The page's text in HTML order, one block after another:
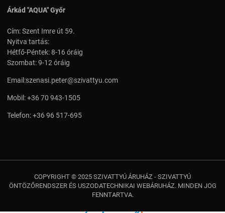
Árkád "AQUA" Győr
Cím: Szent Imre út 59.
Nyitva tartás:
Hétfő-Péntek: 8-16 óráig
Szombat: 9-12 óráig
Email:szenasi.peter@szivattyu.com
Mobil:+36 70 943-1505
Telefon:+36 96 517-695
COPYRIGHT © 2025 SZIVATTYÚ ÁRUHÁZ - SZIVATTYÚ
ÖNTÖZŐRENDSZER ÉS USZODATECHNIKAI WEBÁRUHÁZ. MINDEN JOG
FENNTARTVA.